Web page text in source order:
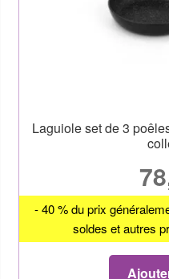
Laguiole set de 3
- 40 % du prix
soldes et autres